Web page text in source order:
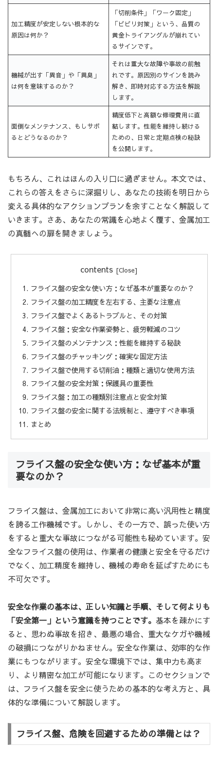
加工精度が安定しない根本的な
原因は何か？
「切削条件」「ワーク固定」
「ビビリ対策」という、品質の
黄金トライアングルが崩れてい
るサインです。
機械が出す「異音」や「異臭」
は何を意味するのか？
それは重大な故障や事故の前触
れです。原因別のサインを読み
解き、即時対応する方法を解説
します。
面倒なメンテナンス、もしサボ
るとどうなるのか？
精度低下と高額な修理費用に直
結します。性能を維持し続ける
ための、日常と定期点検の秘訣
を公開します。
もちろん、これはほんの入り口に過ぎません。本文では、
これらの答えをさらに深掘りし、あなたの技術を明日から
変える具体的なアクションプランを余すことなく解説して
いきます。さあ、あなたの常識を心地よく覆す、金属加工
の真髄への扉を開きましょう。
contents
フライス盤の安全な使い方：なぜ基本が重要なのか？
フライス盤の加工精度を左右する、主要な注意点
フライス盤でよくあるトラブルと、その対策
フライス盤：安全な作業姿勢と、疲労軽減のコツ
フライス盤のメンテナンス：性能を維持する秘訣
フライス盤のチャッキング：確実な固定方法
フライス盤で使用する切削油：種類と適切な使用方法
フライス盤の安全対策：保護具の重要性
フライス盤：加工の種類別注意点と安全対策
フライス盤の安全に関する法規制と、遵守すべき事項
まとめ
フライス盤の安全な使い方：なぜ基本が重
要なのか？
フライス盤は、金属加工において非常に高い汎用性と精度
を誇る工作機械です。しかし、その一方で、誤った使い方
をすると重大な事故につながる可能性も秘めています。安
全なフライス盤の使用は、作業者の健康と安全を守るだけ
でなく、加工精度を維持し、機械の寿命を延ばすためにも
不可欠です。
安全な作業の基本は、正しい知識と手順、そして何よりも
「安全第一」という意識を持つことです。 基本を疎かにす
ると、思わぬ事故を招き、最悪の場合、重大なケガや機械
の破損につながりかねません。安全な作業は、効率的な作
業にもつながります。安全な環境下では、集中力も高ま
り、より精密な加工が可能になります。このセクションで
は、フライス盤を安全に使うための基本的な考え方と、具
体的な準備について解説します。
フライス盤、危険を回避するための準備とは？